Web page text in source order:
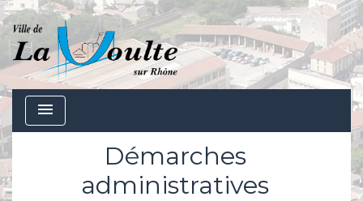
menu
Démarches
administratives